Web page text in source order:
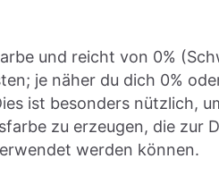
und reicht von 0%
je näher du dich 0%
ist besonders nützlich,
zu erzeugen, die zur
werden können.